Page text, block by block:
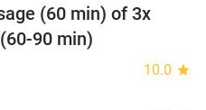
45%
(60 min) of 3x
90 min)
10.0 star